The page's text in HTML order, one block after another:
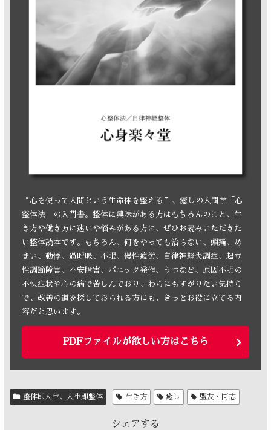
“心を使って人間という生命体を整える”、癒しの人間学「心
整体法」の入門書。整体に興味がある方はもちろんのこと、生
き方や働き方に迷いや悩みがある方に、ぜひお読みいただきた
い整体読本です。もちろん、何をやっても治らない、頭痛、め
まい、動悸、過呼吸、不眠、慢性疲労、自律神経失調症、起立
性調節障害、不安障害、パニック発作、うつなど、原因不明の
不快症状や心の病で苦しんでおり、わらにもすがりたい気持ち
で、改善の道を探しておられる方にも、きっとお役に立てる内
容だと思います。
PDFファイルが欲しい方はこちら
整体即人生、人生即整体 生き方 癒し 盟友・同志
シェアする